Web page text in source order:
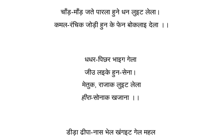
चाँड़-माँड़ जते पारला हुने धन लुइट लेला।
कमल-रंचिक जोड़ी हुन के फेन बोकलाइ देला ।।
धधर-पिछर भाइग गेला
जीउ लइके हुन-सेना।
मेतुक, राजाक लुइट लेला
हीरा-सोनाक खजाना ।।
डीड़ा ढीपा-नास भेल खंगइट गेल महल